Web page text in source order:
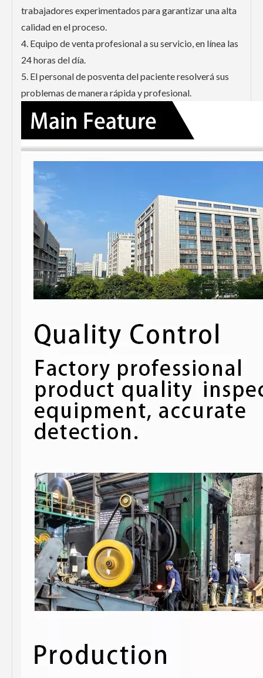
trabajadores experimentados para garantizar una alta
calidad en el proceso.
4. Equipo de venta profesional a su servicio, en línea las
24 horas del día.
5. El personal de posventa del paciente resolverá sus
problemas de manera rápida y profesional.